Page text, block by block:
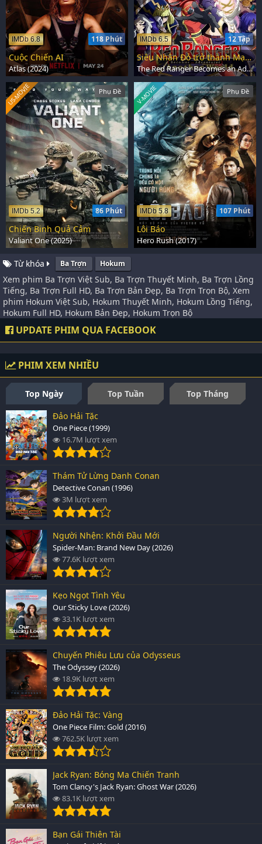
118 Phút
IMDb 6.8
Cuộc Chiến AI
Atlas (2024)
12 Tập
IMDb 6.5
Siêu Nhân Đỏ trở thành Mạo Hiểm Giả ở Dị Giới
The Red Ranger Becomes an Adventurer in Another World (2025)
Phụ Đề
86 Phút
IMDb 5.2
US-MOVIE
Chiến Binh Quả Cảm
Valiant One (2025)
Phụ Đề
107 Phút
IMDb 5.8
V-MOVIE
Lôi Báo
Hero Rush (2017)
Từ khóa Ba Trợn Hokum
Xem phim Ba Trợn Việt Sub, Ba Trợn Thuyết Minh, Ba Trợn Lồng
Tiếng, Ba Trợn Full HD, Ba Trợn Bản Đẹp, Ba Trợn Trọn Bộ, Xem
phim Hokum Việt Sub, Hokum Thuyết Minh, Hokum Lồng Tiếng,
Hokum Full HD, Hokum Bản Đẹp, Hokum Trọn Bộ
UPDATE PHIM QUA FACEBOOK
PHIM XEM NHIỀU
Top Ngày Top Tuần
Top Tháng
Đảo Hải Tặc
One Piece (1999)
16.7M lượt xem
Thám Tử Lừng Danh Conan
Detective Conan (1996)
3M lượt xem
Người Nhện: Khởi Đầu Mới
Spider-Man: Brand New Day (2026)
77.6K lượt xem
Kẹo Ngọt Tình Yêu
Our Sticky Love (2026)
33.1K lượt xem
Chuyến Phiêu Lưu của Odysseus
The Odyssey (2026)
18.9K lượt xem
Đảo Hải Tặc: Vàng
One Piece Film: Gold (2016)
762.5K lượt xem
Jack Ryan: Bóng Ma Chiến Tranh
Tom Clancy's Jack Ryan: Ghost War (2026)
83.1K lượt xem
Bạn Gái Thiên Tài